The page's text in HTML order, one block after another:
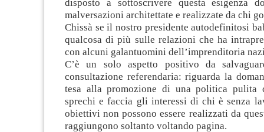
disposto a sottoscrivere questa esigenza
malversazioni architettate e realizzate da chi
Chissà se il nostro presidente autodefinitosi
qualcosa di più sulle relazioni che ha
con alcuni galantuomini dell’imprenditoria
C’è un solo aspetto positivo da
consultazione referendaria: riguarda la
tesa alla promozione di una politica pulita
sprechi e faccia gli interessi di chi è senza
obiettivi non possono essere realizzati da
raggiungono soltanto voltando pagina.